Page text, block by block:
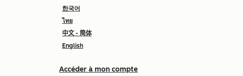
한국어
ไทย
中文 - 简体
English
Accéder à mon compte